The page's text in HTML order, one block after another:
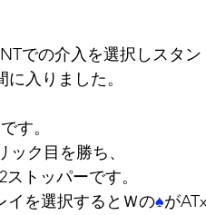
での介入を選択しスタン
入りました。
す。
ク目を勝ち、
トッパーです。
イを選択するとＷの♠が